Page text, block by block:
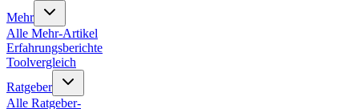
Mehr
Alle Mehr-Artikel
Erfahrungsberichte
Toolvergleich
Ratgeber
Alle Ratgeber-